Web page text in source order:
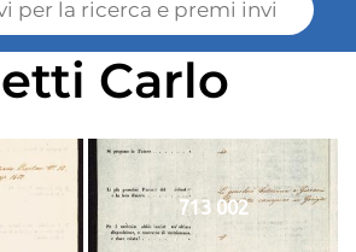
Carlo
713 002